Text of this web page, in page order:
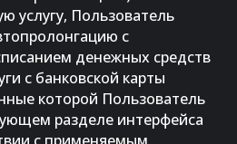
услугу, Пользователь
с
денежных средств
с банковской карты
которой Пользователь
разделе интерфейса